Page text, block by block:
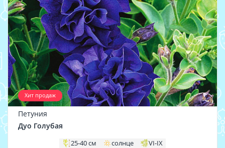
Хит продаж
Петуния
Дуо Голубая
25-40 см солнце VI-IX